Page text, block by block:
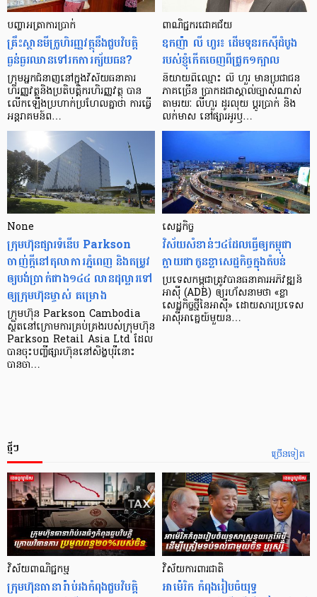
បញ្ហា​អត្រា​ការប្រាក់
គ្រឹះស្ថាន​មីក្រូ​ហិរញ្ញវត្ថុ​នឹង​ជួប​វិបត្តិ​
ធ្ងន់ធ្ងរ​ឈាន​ទៅ​រក​ការ​ក្ស័យធន?
ក្រុម​អ្នក​ជំនាញ​នៅ​ក្នុង​វិស័យ​ធនាគារ
ហិរញ្ញវត្ថុ​និង​ប្រតិបត្តិករ​ហិរញ្ញ​វត្ថុ បាន​​
លើក​ឡើង​ប្រហាក់​ប្រហែល​គ្នា​ថា ការ​ធ្វើ​
អន្តរាគមន៍​ព…
ពាណិជ្ជករជោគជ័យ
ឧកញ៉ា លី ហួរ៖ ដើមទុនរកស៊ីដំបូង
របស់ខ្ញុំកើតចេញពីជ្រូក១ក្បាល
និយាយ​ពី​ឈ្មោះ លី ហួរ មាន​ប្រជាជន​
ភាគ​ច្រើន ប្រាកដ​ជា​ស្គាល់​ច្បាស់​ណាស់
តាមរយៈ លីហួរ ដូរ​លុយ ប្តូរ​បា្រក់ និង​
លក់​មាស នៅ​ផ្សារ​អូរ​ឫ…
None
ក្រុមហ៊ុនផ្សារទំនើប Parkson
ចាញ់ក្ដីនៅតុលាការភ្នំពេញ និងតម្រូវ
ឲ្យបង់ប្រាក់ជាង១៤៤ លានដុល្លារទៅ
ឲ្យក្រុមហ៊ុនម្ចាស់ គម្រោង
ក្រុមហ៊ុន Parkson Cambodia
ស្ថិតនៅក្រោមការគ្រប់គ្រងរបស់ក្រុមហ៊ុន
Parkson Retail Asia Ltd ដែល
បានចុះបញ្ចីផ្សារហ៊ុននៅសិង្ហបុរីនោះ
បានចា…
សេដ្ឋកិច្ច​
វិស័យ​សំខាន់ៗ​៤​ដែល​ធ្វើ​ឲ្យ​កម្ពុជា​
ក្លាយ​ជា​កូន​ខ្លា​សេដ្ឋកិច្ច​ក្នុង​តំបន់
ប្រទេស​កម្ពុជា​ត្រូវ​បាន​ធនាគារ​អភិវឌ្ឍន៍​
អាស៊ី (ADB) ឲ្យ​រហ័ស​នាមថា «ខ្លា​
សេដ្ឋកិច្ច​ថ្មី​នៃ​អាស៊ី» ដោយសារ​ប្រទេស​
អាស៊ី​អាគ្នេយ៍​មួយ​ន…
ច្រើនទៀត
ថ្មីៗ
វិស័យពាណិជ្ជកម្ម
ក្រុមហ៊ុនធានារ៉ាប់រងកំពុងជួបវិបត្តិ
វិស័យការពារជាតិ
អាម៉េរិក កំពុងរៀបចំយុទ្ធ